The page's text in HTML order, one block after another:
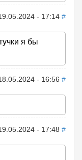
- 17:14 #
я бы
- 16:56 #
- 17:48 #